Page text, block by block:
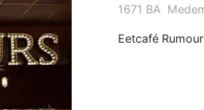
1671 BA
Eetcafé